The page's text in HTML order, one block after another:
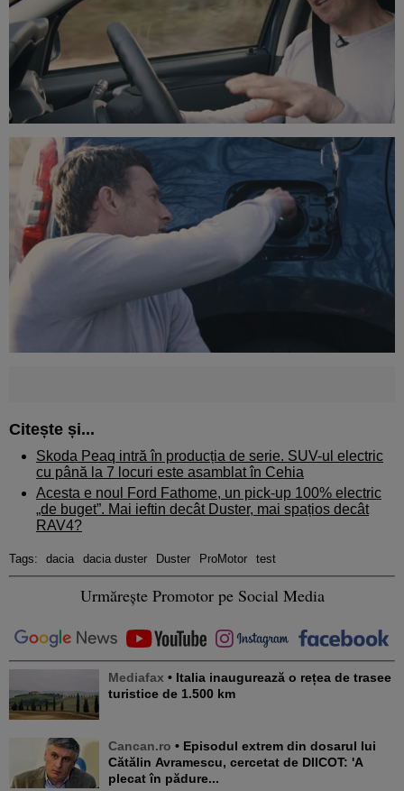
Citește și...
Skoda Peaq intră în producția de serie. SUV-ul electric
cu până la 7 locuri este asamblat în Cehia
Acesta e noul Ford Fathome, un pick-up 100% electric
„de buget”. Mai ieftin decât Duster, mai spațios decât
RAV4?
Tags: dacia dacia duster Duster ProMotor test
Urmărește Promotor pe Social Media
Mediafax • Italia inaugurează o rețea de trasee
turistice de 1.500 km
Cancan.ro • Episodul extrem din dosarul lui
Cătălin Avramescu, cercetat de DIICOT: 'A
plecat în pădure...